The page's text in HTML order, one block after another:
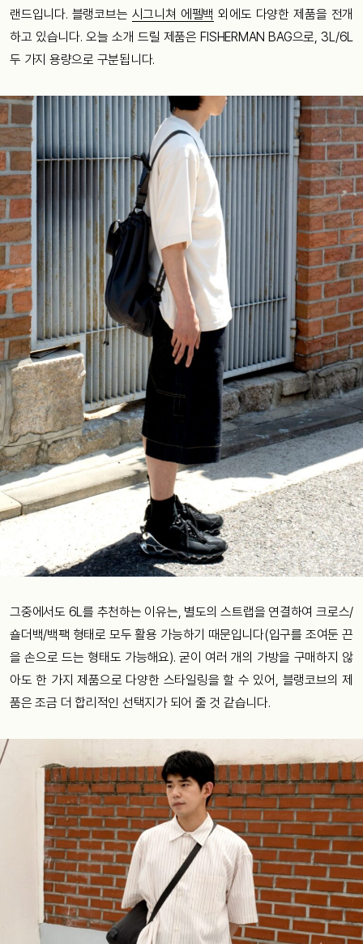
랜드입니다. 블랭코브는 시그니쳐 에펠백 외에도 다양한 제품을 전개
하고 있습니다. 오늘 소개 드릴 제품은 FISHERMAN BAG으로, 3L/6L
두 가지 용량으로 구분됩니다.
그중에서도 6L를 추천하는 이유는, 별도의 스트랩을 연결하여 크로스/
숄더백/백팩 형태로 모두 활용 가능하기 때문입니다(입구를 조여둔 끈
을 손으로 드는 형태도 가능해요). 굳이 여러 개의 가방을 구매하지 않
아도 한 가지 제품으로 다양한 스타일링을 할 수 있어, 블랭코브의 제
품은 조금 더 합리적인 선택지가 되어 줄 것 같습니다.